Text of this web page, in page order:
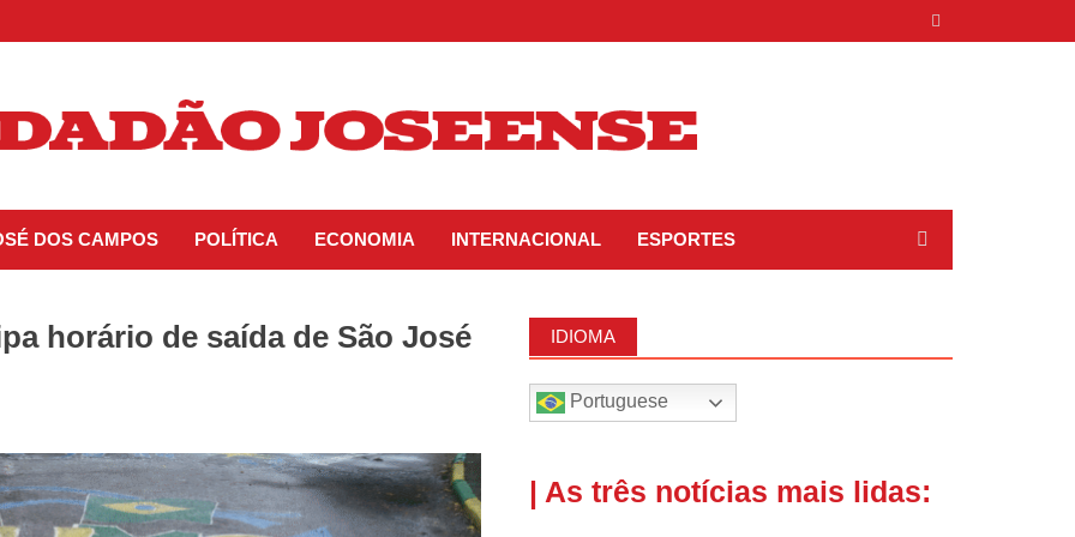
DOS CAMPOS POLÍTICA ECONOMIA INTERNACIONAL ESPORTES
horário de saída de São José
IDIOMA
Portuguese
| As três notícias mais lidas: